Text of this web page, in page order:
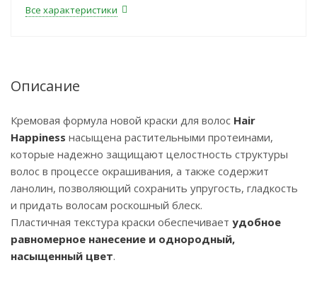
Все характеристики
Описание
Кремовая формула новой краски для волос Hair
Happiness насыщена растительными протеинами,
которые надежно защищают целостность структуры
волос в процессе окрашивания, а также содержит
ланолин, позволяющий сохранить упругость, гладкость
и придать волосам роскошный блеск.
Пластичная текстура краски обеспечивает удобное
равномерное нанесение и однородный,
насыщенный цвет.